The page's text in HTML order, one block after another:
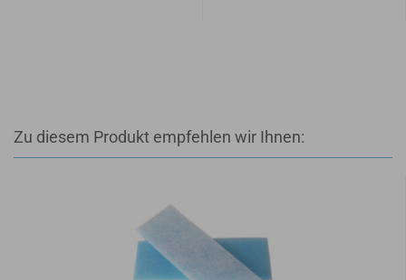
Zu diesem Produkt empfehlen wir Ihnen: